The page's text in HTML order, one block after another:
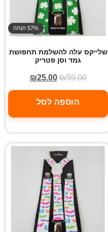
57% הנחה
שלייקס עלה להשלמת תחפושת
גמד וסן פטריק
₪59.00
₪25.00
הוספה לסל